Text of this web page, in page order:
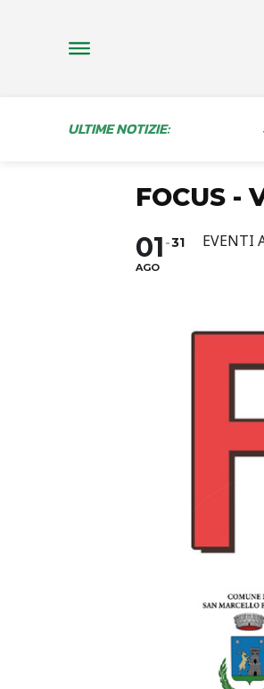
ULTIME NOTIZIE:
FOCUS -
01
AGO
31 EVENTI